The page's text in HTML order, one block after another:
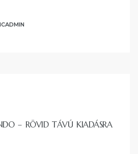
– RÖVID TÁVÚ KIADÁSRA